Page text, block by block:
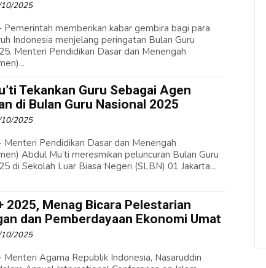
2025
Pemerintah memberikan kabar gembira bagi para
Indonesia menjelang peringatan Bulan Guru
Menteri Pendidikan Dasar dan Menengah
Tekankan Guru Sebagai Agen
di Bulan Guru Nasional 2025
2025
Menteri Pendidikan Dasar dan Menengah
Abdul Mu’ti meresmikan peluncuran Bulan Guru
di Sekolah Luar Biasa Negeri (SLBN) 01 Jakarta...
2025, Menag Bicara Pelestarian
dan Pemberdayaan Ekonomi Umat
2025
Menteri Agama Republik Indonesia, Nasaruddin